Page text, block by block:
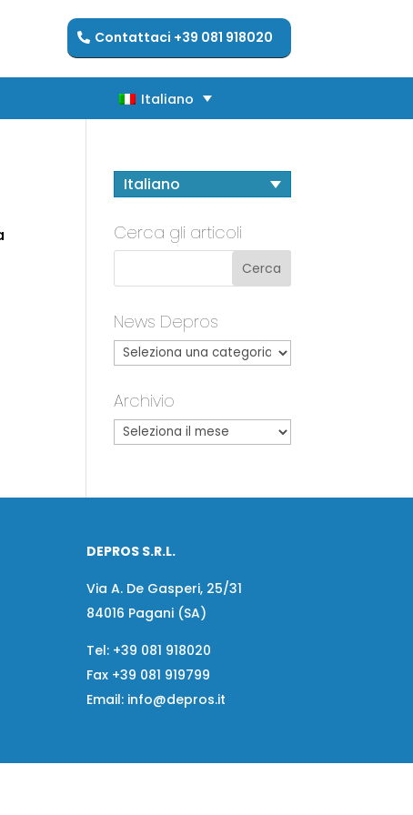
Contattaci +39 081 918020
Italiano
Italiano
Italiano
Cerca gli articoli
News Depros
Archivio
DEPROS S.R.L.
Via A. De Gasperi, 25/31
84016 Pagani (SA)
Tel: +39 081 918020
Fax +39 081 919799
Email: info@depros.it